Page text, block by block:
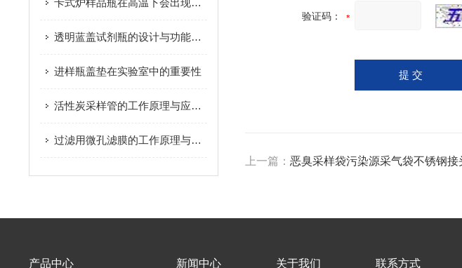
卡式炉样品瓶在高温下会出现的常见问题有哪些？
透明蓝盖试剂瓶的设计与功能分析
进样瓶盖垫在实验室中的重要性
活性炭采样管的工作原理与应用分析
过滤用微孔滤膜的工作原理与分类解析
验证码：
上一篇：恶臭采样袋污染源采气袋不锈钢
产品中心 新闻中心 关于我们 联系方式